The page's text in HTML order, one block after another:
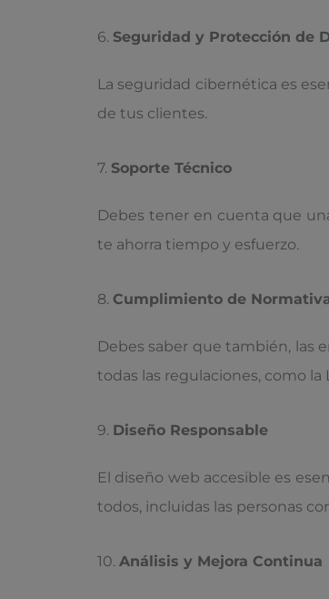
6. Seguridad y Protección de
La seguridad cibernética es
de tus clientes.
7. Soporte Técnico
Debes tener en cuenta que
te ahorra tiempo y esfuerzo.
8. Cumplimiento de
Debes saber que también, las
todas las regulaciones, como la
9. Diseño Responsable
El diseño web accesible es
todos, incluidas las personas
10. Análisis y Mejora Continua